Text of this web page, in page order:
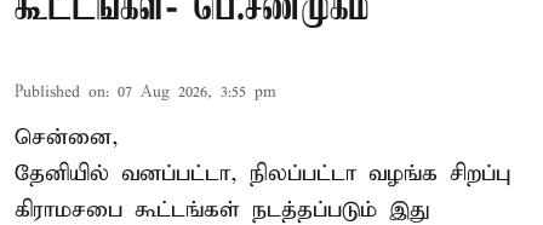
கூட்டங்கள்- பெ.சண்முகம்
Published on: 07 Aug 2026, 3:55 pm
சென்னை,
தேனியில் வனப்பட்டா, நிலப்பட்டா வழங்க சிறப்பு
கிராமசபை கூட்டங்கள் நடத்தப்படும் இது